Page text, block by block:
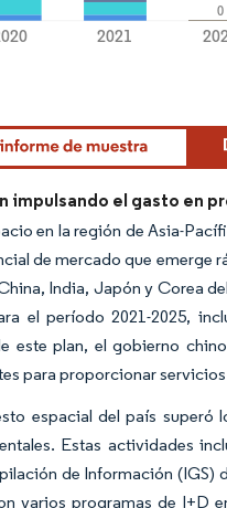
el gasto en
en la región de Asia-
de mercado que emerge
India, Japón y Corea
el período 2021-2025,
este plan, el gobierno
para proporcionar
espacial del país superó
Estas actividades
de Información (IGS)
varios programas de I+D